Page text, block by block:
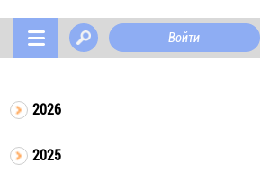
Войти
2026
2025